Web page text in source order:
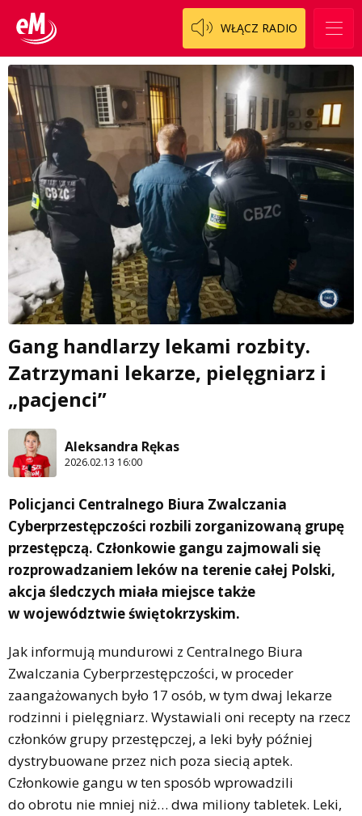
WŁĄCZ RADIO
Gang handlarzy lekami rozbity.
Zatrzymani lekarze, pielęgniarz i
„pacjenci”
Aleksandra Rękas
2026.02.13 16:00
Policjanci Centralnego Biura Zwalczania
Cyberprzestępczości rozbili zorganizowaną grupę
przestępczą. Członkowie gangu zajmowali się
rozprowadzaniem leków na terenie całej Polski,
akcja śledczych miała miejsce także
w województwie świętokrzyskim.
Jak informują mundurowi z Centralnego Biura
Zwalczania Cyberprzestępczości, w proceder
zaangażowanych było 17 osób, w tym dwaj lekarze
rodzinni i pielęgniarz. Wystawiali oni recepty na rzecz
członków grupy przestępczej, a leki były później
dystrybuowane przez nich poza siecią aptek.
Członkowie gangu w ten sposób wprowadzili
do obrotu nie mniej niż… dwa miliony tabletek. Leki,